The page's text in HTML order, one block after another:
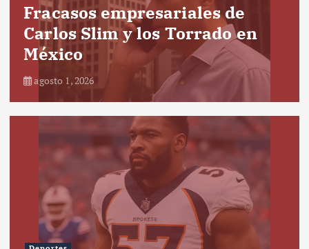
Fracasos empresariales de
Carlos Slim y los Torrado en
México
agosto 1, 2026